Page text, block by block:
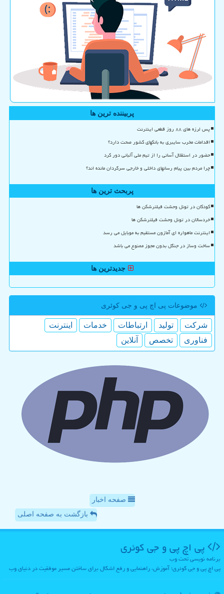
پربیننده ترین ها
پس لرزه های ۸۸ روز قطعی اینترنت
اقدامات مخرب سایبری به بانکهای کشور صحت دارد؟
حضور در استقلال آسانی را از تیم ملی آلبانی دور کرد
چرا مردم بین پیام رسانهای داخلی و خارجی سرگردان مانده اند؟
پربحث ترین ها
کودکان در تونل وحشت فیلترشکن ها
خردسالان در تونل وحشت فیلترشکن ها
اینترنت ماهواره ای آمازون مستقیم به موبایل می رسد
ساخت وساز در جنگل بدون مجوز ممنوع می باشد
جدیدترین ها
موضوعات پی اچ پی و جی كوئری
شركت تولید ارتباطات خدمات
اینترنت
فناوری
تخصص آنلاین
صفحه اخبار
بازگشت به صفحه اصلی
پی اچ پی و جی كوئری
برنامه نویسی تحت وب
پی اچ پی و جی کوئری؛ آموزش، راهنمایی و رفع اشکال برای ساختن مسیر موفقیت در دنیای وب